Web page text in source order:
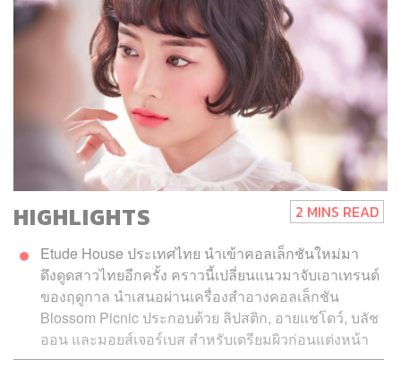
HIGHLIGHTS 2 MINS READ
Etude House ประเทศไทย นำเข้าคอลเล็กชันใหม่มา
ดึงดูดสาวไทยอีกครั้ง คราวนี้เปลี่ยนแนวมาจับเอาเทรนด์
ของฤดูกาล นำเสนอผ่านเครื่องสำอางคอลเล็กชัน
Blossom Picnic ประกอบด้วย ลิปสติก, อายแชโดว์, บลัช
ออน และมอยส์เจอร์เบส สำหรับเตรียมผิวก่อนแต่งหน้า